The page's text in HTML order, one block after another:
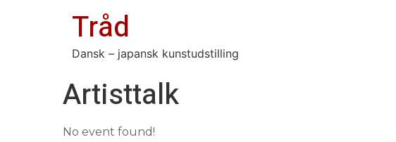
Tråd
Dansk – japansk kunstudstilling
Artisttalk
No event found!